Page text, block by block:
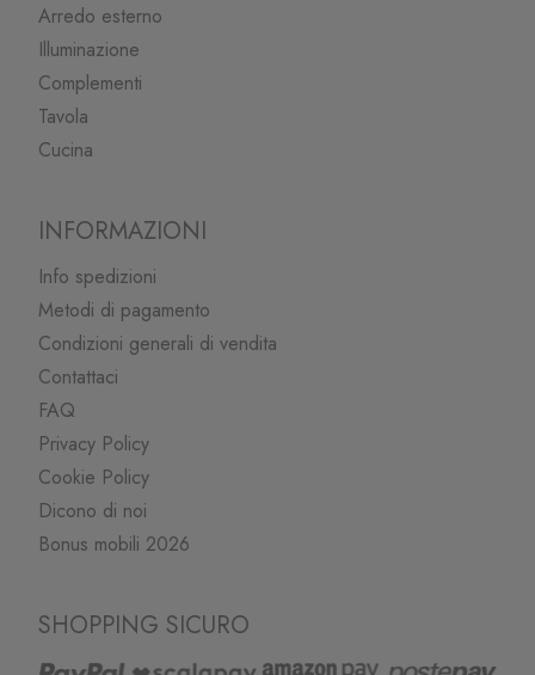
Arredo esterno
Illuminazione
Complementi
Tavola
Cucina
INFORMAZIONI
Info spedizioni
Metodi di pagamento
Condizioni generali di vendita
Contattaci
FAQ
Privacy Policy
Cookie Policy
Dicono di noi
Bonus mobili 2026
SHOPPING SICURO